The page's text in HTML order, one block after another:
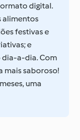
digital.
alimentos
festivas e
e
dia-a-dia. Com
mais saboroso!
uma